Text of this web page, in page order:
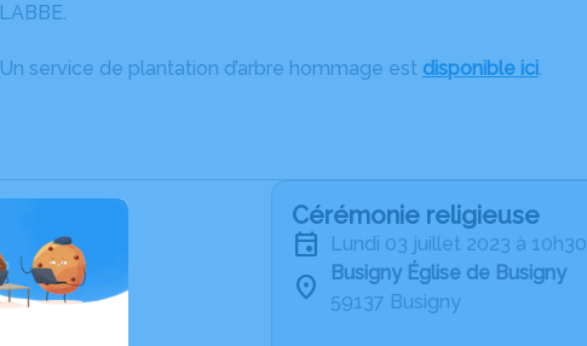
LABBE.
Un service de plantation d’arbre hommage est disponible ici.
Cérémonie religieuse
lundi 03 juillet 2023 à 10h30
Busigny Église de Busigny
59137 Busigny